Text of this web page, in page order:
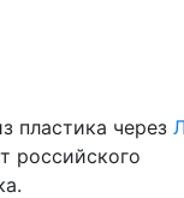
пластика через
российского